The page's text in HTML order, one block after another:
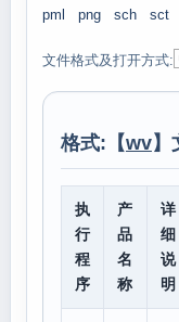
pml
png sch sct
文件格式及打开方式:
格式:【wv】
执
行
程
序
产
品
名
称
详
细
说
明